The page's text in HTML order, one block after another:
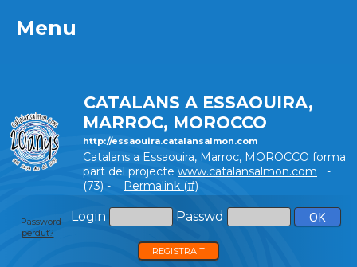
Menu
CATALANS A ESSAOUIRA,
MARROC, MOROCCO
http://essaouira.catalansalmon.com
Catalans a Essaouira, Marroc, MOROCCO forma
part del projecte www.catalansalmon.com -
(73) - Permalink (#)
Login Passwd
Password
perdut?
REGISTRA'T
Menu